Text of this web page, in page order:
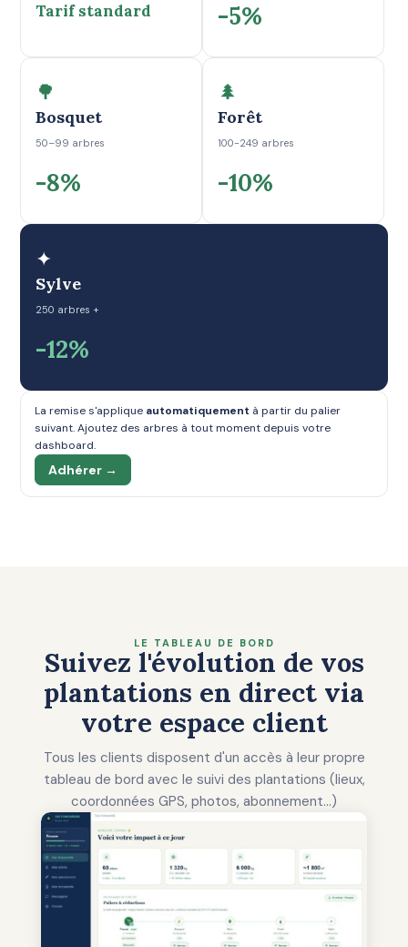
Tarif standard -5%
🌳
Bosquet
50–99 arbres
-8%
🌲
Forêt
100-249 arbres
-10%
✦
Sylve
250 arbres +
-12%
La remise s'applique automatiquement à partir du palier
suivant. Ajoutez des arbres à tout moment depuis votre
dashboard.
Adhérer →
LE TABLEAU DE BORD
Suivez l'évolution de vos
plantations en direct via
votre espace client
Tous les clients disposent d'un accès à leur propre
tableau de bord avec le suivi des plantations (lieux,
coordonnées GPS, photos, abonnement...)